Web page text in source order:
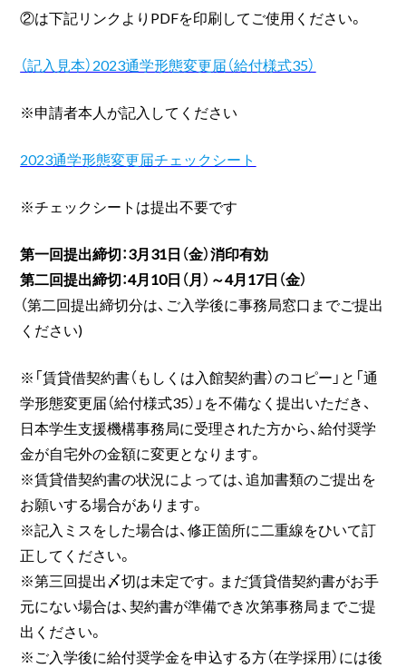
②は下記リンクよりPDFを印刷してご使用ください。
（記入見本）2023通学形態変更届（給付様式35）
※申請者本人が記入してください
2023通学形態変更届チェックシート
※チェックシートは提出不要です
第一回提出締切：3月31日（金）消印有効
第二回提出締切：4月10日（月）～4月17日（金）
（第二回提出締切分は、ご入学後に事務局窓口までご提出
ください)
※「賃貸借契約書（もしくは入館契約書）のコピー」と「通
学形態変更届（給付様式35）」を不備なく提出いただき、
日本学生支援機構事務局に受理された方から、給付奨学
金が自宅外の金額に変更となります。
※賃貸借契約書の状況によっては、追加書類のご提出を
お願いする場合があります。
※記入ミスをした場合は、修正箇所に二重線をひいて訂
正してください。
※第三回提出〆切は未定です。まだ賃貸借契約書がお手
元にない場合は、契約書が準備でき次第事務局までご提
出ください。
※ご入学後に給付奨学金を申込する方（在学採用）には後